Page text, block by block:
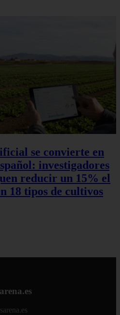
se convierte en
investigadores
reducir un 15% el
18 tipos de cultivos